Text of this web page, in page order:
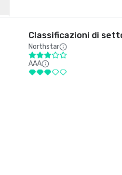
Classificazioni di
Northstar
AAA